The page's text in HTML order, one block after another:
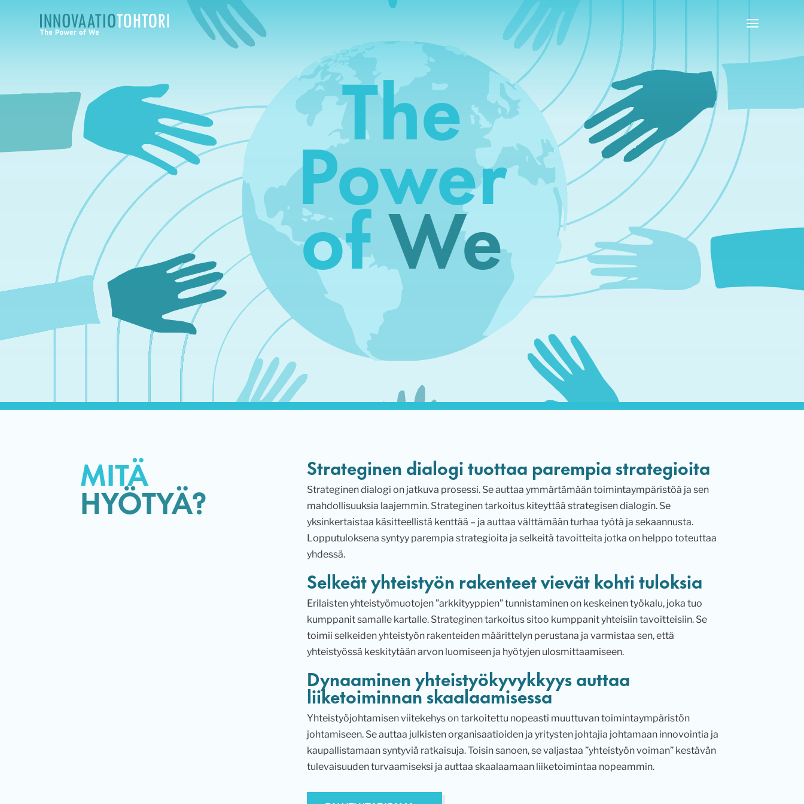
The
Power
ofWe
MITÄ
HYÖTYÄ?
Strateginen dialogi tuottaa parempia strategioita
Strateginen dialogi on jatkuva prosessi. Se auttaa ymmärtämään toimintaympäristöä ja sen
mahdollisuuksia laajemmin. Strateginen tarkoitus kiteyttää strategisen dialogin. Se
yksinkertaistaa käsitteellistä kenttää – ja auttaa välttämään turhaa työtä ja sekaannusta.
Lopputuloksena syntyy parempia strategioita ja selkeitä tavoitteita jotka on helppo toteuttaa
yhdessä.
Selkeät yhteistyön rakenteet vievät kohti tuloksia
Erilaisten yhteistyömuotojen ”arkkityyppien” tunnistaminen on keskeinen työkalu, joka tuo
kumppanit samalle kartalle. Strateginen tarkoitus sitoo kumppanit yhteisiin tavoitteisiin. Se
toimii selkeiden yhteistyön rakenteiden määrittelyn perustana ja varmistaa sen, että
yhteistyössä keskitytään arvon luomiseen ja hyötyjen ulosmittaamiseen.
Dynaaminen yhteistyökyvykkyys auttaa
liiketoiminnan skaalaamisessa
Yhteistyöjohtamisen viitekehys on tarkoitettu nopeasti muuttuvan toimintaympäristön
johtamiseen. Se auttaa julkisten organisaatioiden ja yritysten johtajia johtamaan innovointia ja
kaupallistamaan syntyviä ratkaisuja. Toisin sanoen, se valjastaa ”yhteistyön voiman” kestävän
tulevaisuuden turvaamiseksi ja auttaa skaalaamaan liiketoimintaa nopeammin.